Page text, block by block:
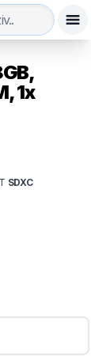
1x
SDXC